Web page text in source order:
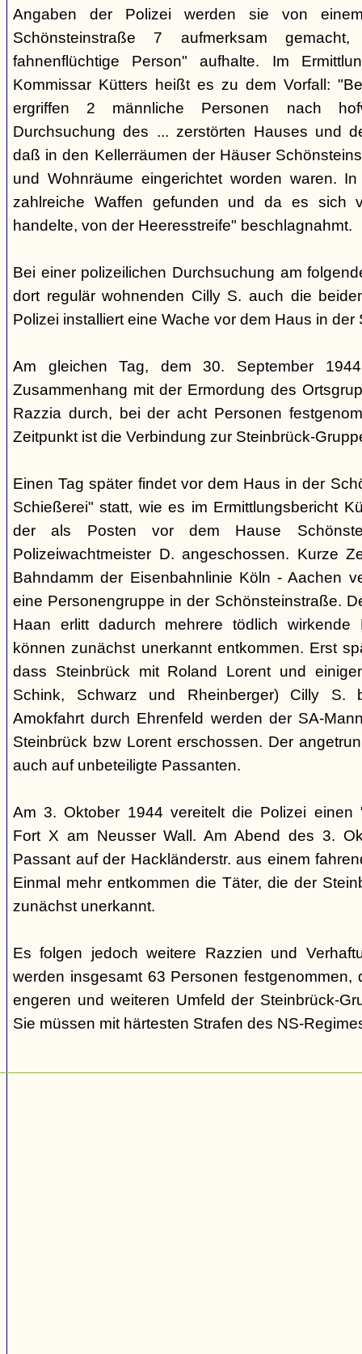
Angaben der Polizei werden sie von
Schönsteinstraße 7 aufmerksam
fahnenflüchtige Person" aufhalte. Im
Kommissar Kütters heißt es zu dem Vorfall:
ergriffen 2 männliche Personen nach
Durchsuchung des ... zerstörten Hauses und
daß in den Kellerräumen der Häuser
und Wohnräume eingerichtet worden waren.
zahlreiche Waffen gefunden und da es sich
handelte, von der Heeresstreife" beschlagnahmt.
Bei einer polizeilichen Durchsuchung am
dort regulär wohnenden Cilly S. auch die
Polizei installiert eine Wache vor dem Haus in
Am gleichen Tag, dem 30. September
Zusammenhang mit der Ermordung des
Razzia durch, bei der acht Personen
Zeitpunkt ist die Verbindung zur Steinbrück-
Einen Tag später findet vor dem Haus in der
Schießerei" statt, wie es im Ermittlungsbericht
der als Posten vor dem Hause
Polizeiwachtmeister D. angeschossen. Kurze
Bahndamm der Eisenbahnlinie Köln - Aachen
eine Personengruppe in der Schönsteinstraße.
Haan erlitt dadurch mehrere tödlich wirkende
können zunächst unerkannt entkommen. Erst
dass Steinbrück mit Roland Lorent und
Schink, Schwarz und Rheinberger) Cilly S.
Amokfahrt durch Ehrenfeld werden der SA-
Steinbrück bzw Lorent erschossen. Der
auch auf unbeteiligte Passanten.
Am 3. Oktober 1944 vereitelt die Polizei einen
Fort X am Neusser Wall. Am Abend des 3.
Passant auf der Hackländerstr. aus einem
Einmal mehr entkommen die Täter, die der
zunächst unerkannt.
Es folgen jedoch weitere Razzien und
werden insgesamt 63 Personen festgenommen,
engeren und weiteren Umfeld der Steinbrück-
Sie müssen mit härtesten Strafen des NS-